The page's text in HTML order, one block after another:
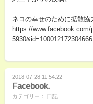
ネコの幸せのために拡散協
https://
5930&id=100012172304666
2018-07-28 11:54:22
Facebook.
カテゴリー： 日記